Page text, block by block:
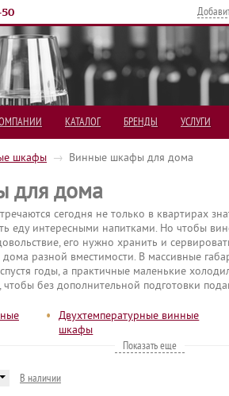
КАТАЛОГ БРЕНДЫ УСЛУГИ
шкафы → Винные шкафы для дома
для дома
сегодня не только в квартирах
еду интересными напитками. Но чтобы
его нужно хранить и
разной вместимости. В массивные
годы, а практичные маленькие
без дополнительной подготовки
•
Двухтемпературные винные
шкафы
Аксессуары для винных шкафов
Показать еще
В наличии